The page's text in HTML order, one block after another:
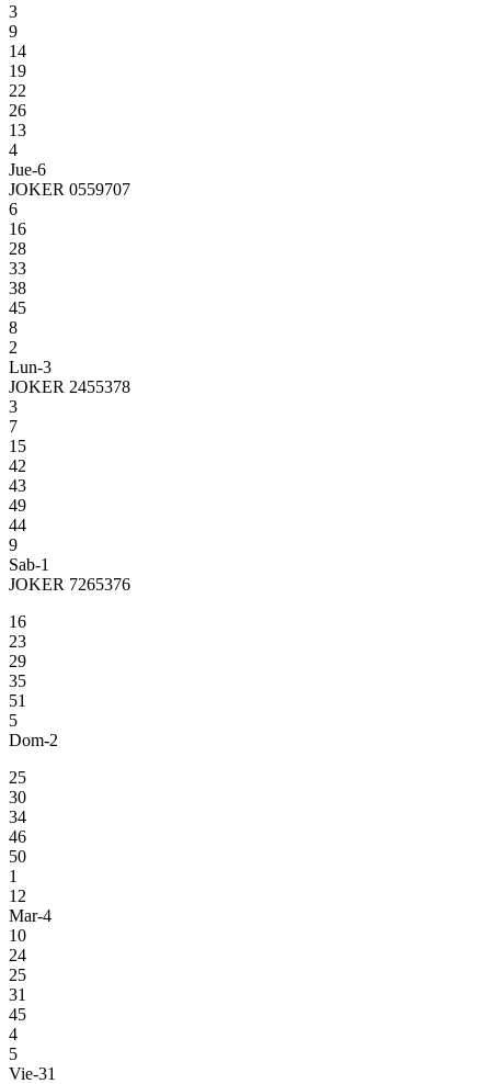
3
9
14
19
22
26
13
4
Jue-6
JOKER 0559707
6
16
28
33
38
45
8
2
Lun-3
JOKER 2455378
3
7
15
42
43
49
44
9
Sab-1
JOKER 7265376
16
23
29
35
51
5
Dom-2
25
30
34
46
50
1
12
Mar-4
10
24
25
31
45
4
5
Vie-31